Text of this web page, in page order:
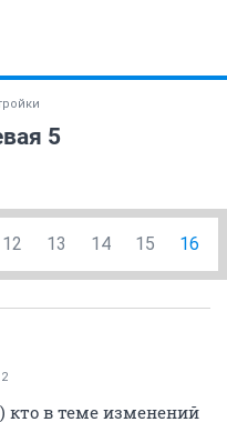
5
12 13 14 15 16
кто в теме изменений